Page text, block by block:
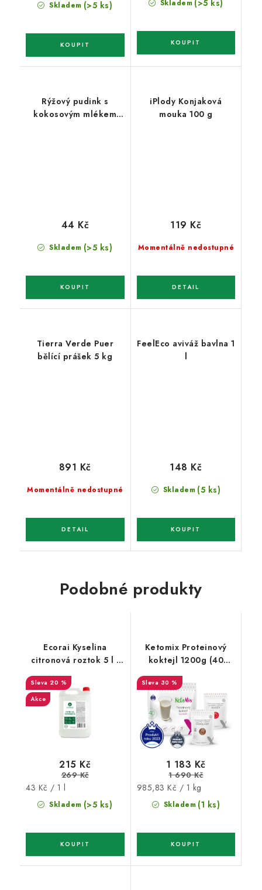
Skladem (>5 ks) Skladem (>5 ks)
Rýžový pudink s
kokosovým mlékem
Skladem (>5 ks)
44 Kč
iPlody Konjaková
mouka 100 g
Momentálně nedostupné
119 Kč
Tierra Verde Puer
bělící prášek 5 kg
Momentálně nedostupné
891 Kč
FeelEco aviváž bavlna 1
l
Skladem (5 ks)
148 Kč
Podobné produkty
Ecorai Kyselina
citronová roztok 5 l -
20 %
Akce
Skladem (>5 ks)
215 Kč
269 Kč
Měrná
cena:
43 Kč / 1 l
Ketomix Proteinový
koktejl 1200g (40
vanilka/borůvka
30 %
Skladem (1 ks)
1 183 Kč
1 690 Kč
Měrná
cena:
985,83 Kč / 1 kg